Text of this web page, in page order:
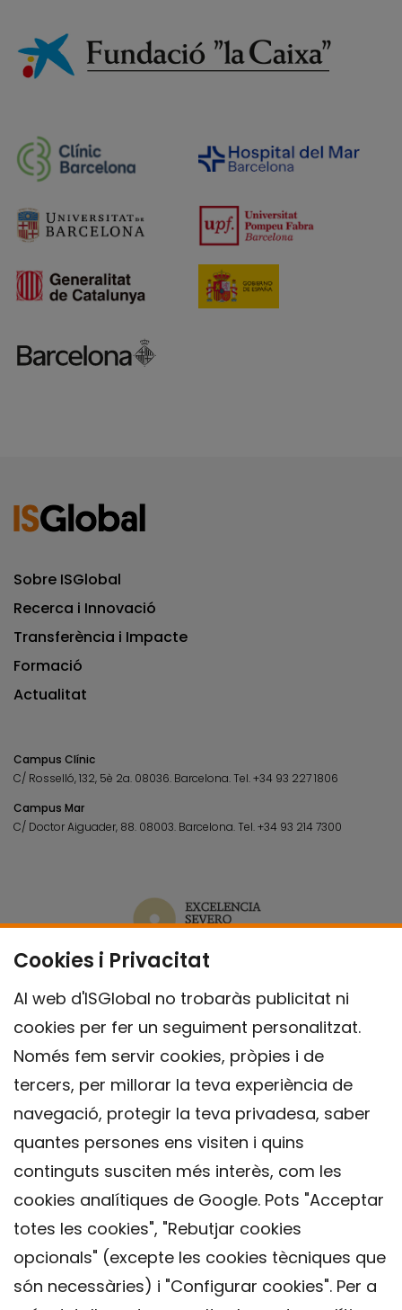
Cookies i Privacitat
Al web d'ISGlobal no trobaràs publicitat ni
cookies per fer un seguiment personalitzat.
Només fem servir cookies, pròpies i de
tercers, per millorar la teva experiència de
navegació, protegir la teva privadesa, saber
quantes persones ens visiten i quins
continguts susciten més interès, com les
cookies analítiques de Google. Pots "Acceptar
totes les cookies", "Rebutjar cookies
opcionals" (excepte les cookies tècniques que
són necessàries) i "Configurar cookies". Per a
Sobre ISGlobal
Recerca i Innovació
Transferència i Impacte
Formació
Actualitat
Campus Clínic
C/ Rosselló, 132, 5è 2a. 08036. Barcelona.Tel.+34 93 227 1806
Campus Mar
C/ Doctor Aiguader, 88. 08003. Barcelona.Tel.+34 93 214 7300
Contacte